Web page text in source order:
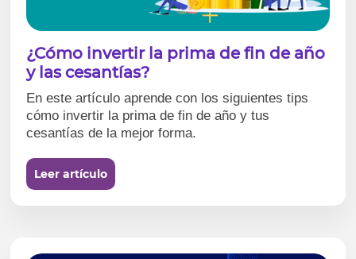
¿Cómo invertir la prima de fin de año
y las cesantías?
En este artículo aprende con los siguientes tips
cómo invertir la prima de fin de año y tus
cesantías de la mejor forma.
Leer artículo